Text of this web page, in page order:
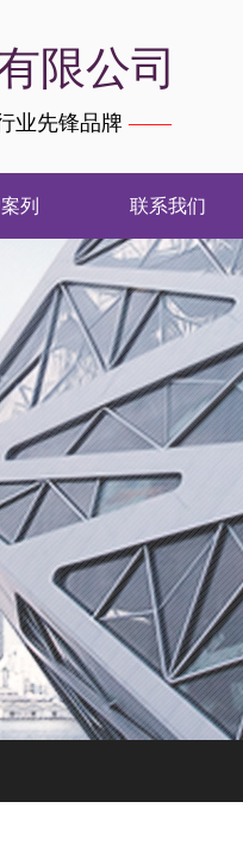
限公司
业先锋品牌——
列 联系我们